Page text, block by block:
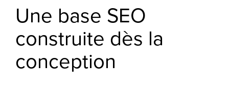
Une base SEO
construite dès la
conception